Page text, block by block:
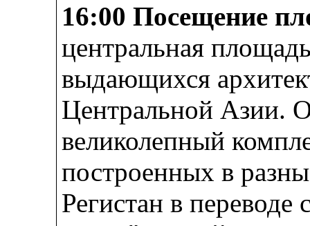
16:00 Посещение
центральная
выдающихся
Центральной Азии.
великолепный
построенных в
Регистан в переводе